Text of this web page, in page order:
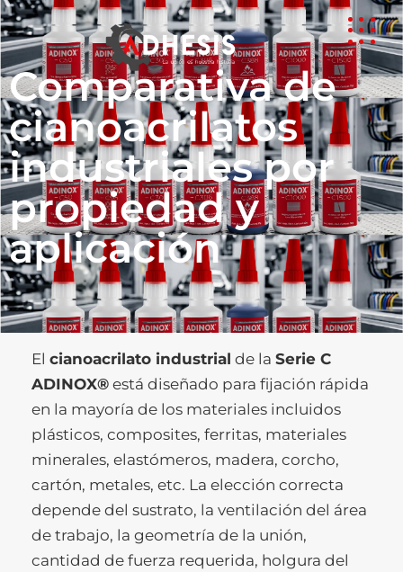
Comparativa de
cianoacrilatos
industriales por
propiedad y
aplicación
El cianoacrilato industrial de la Serie C
ADINOX® está diseñado para fijación rápida
en la mayoría de los materiales incluidos
plásticos, composites, ferritas, materiales
minerales, elastómeros, madera, corcho,
cartón, metales, etc. La elección correcta
depende del sustrato, la ventilación del área
de trabajo, la geometría de la unión,
cantidad de fuerza requerida, holgura del